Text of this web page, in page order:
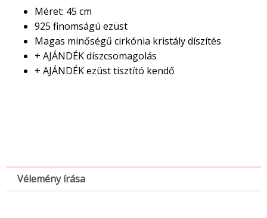
Méret: 45 cm
925 finomságú ezüst
Magas minőségű cirkónia kristály díszítés
+ AJÁNDÉK díszcsomagolás
+ AJÁNDÉK ezüst tisztító kendő
Vélemény írása